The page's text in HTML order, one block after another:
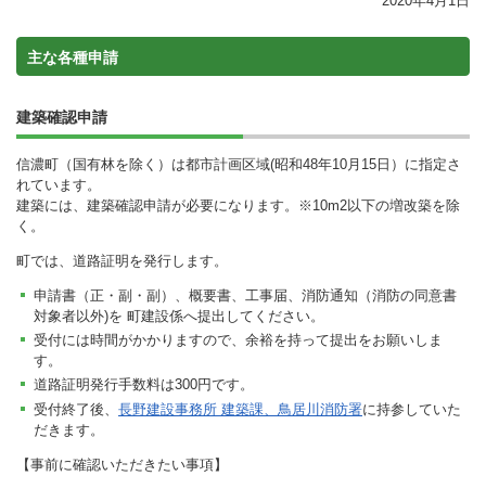
主な各種申請
建築確認申請
信濃町（国有林を除く）は都市計画区域(昭和48年10月15日）に指定さ
れています。
建築には、建築確認申請が必要になります。※10m2以下の増改築を除
く。
町では、道路証明を発行します。
申請書（正・副・副）、概要書、工事届、消防通知（消防の同意書
対象者以外)を 町建設係へ提出してください。
受付には時間がかかりますので、余裕を持って提出をお願いしま
す。
道路証明発行手数料は300円です。
受付終了後、 長野建設事務所 建築課、鳥居川消防署に持参していた
だきます。
【事前に確認いただきたい事項】